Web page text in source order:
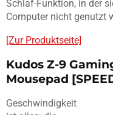
Schlaf-Funktion, in der
Computer nicht genutzt
[Zur Produktseite]
Kudos Z-9
Mousepad
Geschwindigkeit